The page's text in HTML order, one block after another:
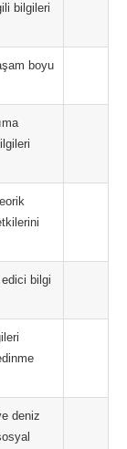
bilgileri
boyu
bilgi
deniz